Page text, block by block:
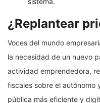
¿Replantear
Voces del mundo
la necesidad de un nuevo
actividad emprendedora,
fiscales sobre el autónomo
pública más eficiente y